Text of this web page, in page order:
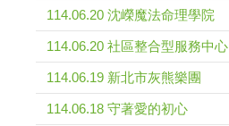
114.06.20 沈嶸魔法命理學院
114.06.20 社區整合型服務中心
114.06.19 新北市灰熊樂團
114.06.18 守著愛的初心